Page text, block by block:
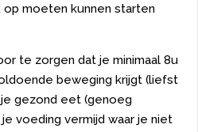
op moeten kunnen starten
te zorgen dat je minimaal 8u
beweging krijgt (liefst
je gezond eet (genoeg
voeding vermijd waar je niet